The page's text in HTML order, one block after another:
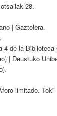
28.
| Gaztelera.
4 de la Biblioteca
| Deustuko
limitado. Toki